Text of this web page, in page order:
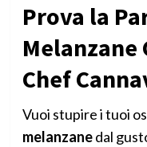
Prova la
Melanzane
Chef
Vuoi stupire i tuoi
melanzanedal